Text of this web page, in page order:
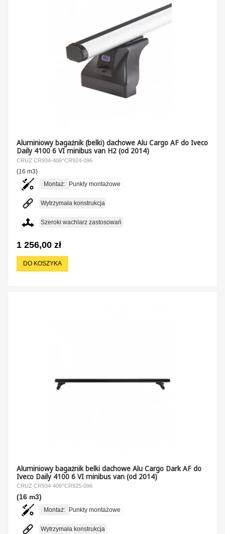
Aluminiowy bagażnik (belki) dachowe Alu Cargo AF do Iveco
Daily 4100 6 VI minibus van H2 (od 2014)
CRUZ CR934-406^CR924-096
(16 m3)
Montaż: Punkty montażowe
Wytrzymała konstrukcja
Szeroki wachlarz zastosowań
1 256,00 zł
DO KOSZYKA
Aluminiowy bagażnik belki dachowe Alu Cargo Dark AF do
Iveco Daily 4100 6 VI minibus van (od 2014)
CRUZ CR934-406^CR925-096
(16 m3)
Montaż: Punkty montażowe
Wytrzymała konstrukcja